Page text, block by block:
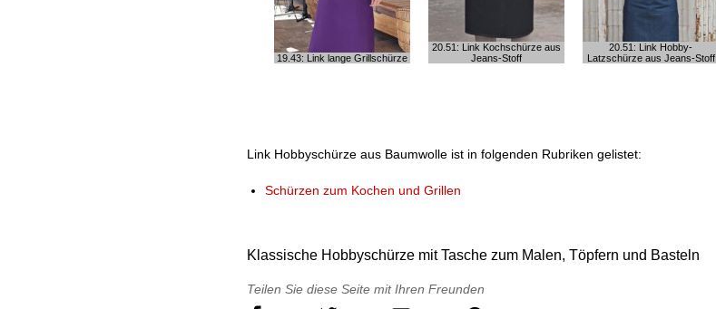
19.43: Link lange Grillschürze
20.51: Link Kochschürze aus
Jeans-Stoff
20.51: Link Hobby-
Latzschürze aus Jeans-Stoff
Link Hobbyschürze aus Baumwolle ist in folgenden Rubriken gelistet:
Schürzen zum Kochen und Grillen
Klassische Hobbyschürze mit Tasche zum Malen, Töpfern und Basteln
Teilen Sie diese Seite mit Ihren Freunden